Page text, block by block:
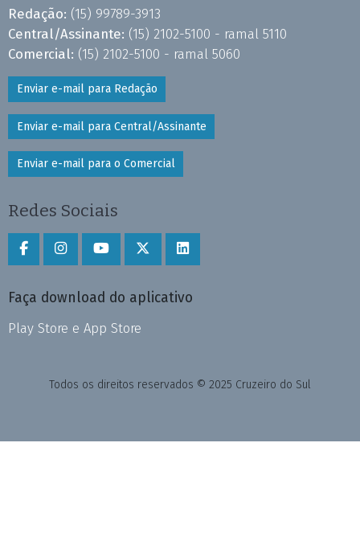
Redação: (15) 99789-3913
Central/Assinante: (15) 2102-5100 - ramal 5110
Comercial: (15) 2102-5100 - ramal 5060
Enviar e-mail para Redação
Enviar e-mail para Central/Assinante
Enviar e-mail para o Comercial
Redes Sociais
Faça download do aplicativo
Play Store e App Store
Todos os direitos reservados © 2025 Cruzeiro do Sul